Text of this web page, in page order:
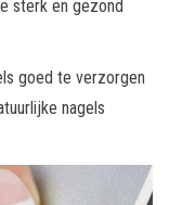
sterk en gezond
goed te verzorgen
nagels